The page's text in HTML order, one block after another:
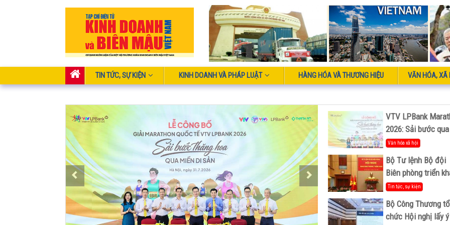
TIN TỨC, SỰ KIỆN KINH DOANH VÀ PHÁP LUẬT HÀNG HÓA VÀ THƯƠNG HIỆU VĂN HÓA, XÃ
VTV LPBank
2026: Sải bước qua
miền Di sản, lan tỏa
giá trị du lịch xanh
Văn hóa xã hội
Bộ Tư lệnh Bộ đội
Biên phòng triển
phương hướng,
vụ trọng tâm tháng
8/2026
Tin tức, sự kiện
Bộ Công Thương tổ
chức Hội nghị lấy ý